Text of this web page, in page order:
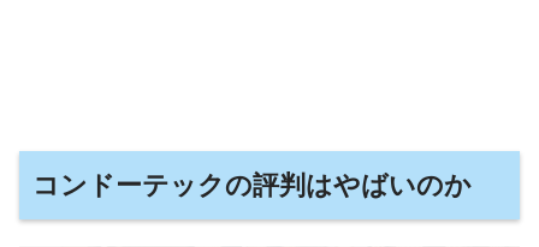
コンドーテックの評判はやばいのか